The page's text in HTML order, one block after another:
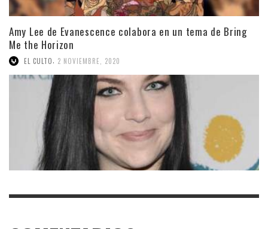
Amy Lee de Evanescence colabora en un tema de Bring
Me the Horizon
EL CULTO 2 NOVIEMBRE, 2020